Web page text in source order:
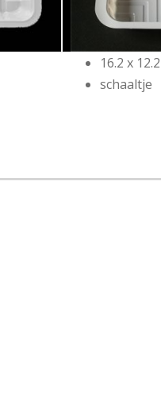
16.2 x
schaaltje